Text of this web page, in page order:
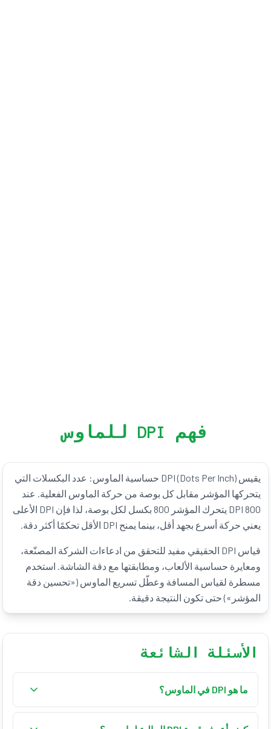
فهم DPI للماوس
يقيس DPI (Dots Per Inch) حساسية الماوس: عدد البكسلات التي
يتحركها المؤشر مقابل كل بوصة من حركة الماوس الفعلية. عند
800 DPI يتحرك المؤشر 800 بكسل لكل بوصة، لذا فإن DPI الأعلى
يعني حركة أسرع بجهد أقل، بينما يمنح DPI الأقل تحكمًا أكثر دقة.
قياس DPI الحقيقي مفيد للتحقق من ادعاءات الشركة المصنّعة،
ومعايرة حساسية الألعاب، ومطابقتها مع دقة الشاشة. استخدم
مسطرة لقياس المسافة وعطّل تسريع الماوس («تحسين دقة
المؤشر») حتى تكون النتيجة دقيقة.
الأسئلة الشائعة
ما هو DPI في الماوس؟
يقيس DPI (Dots Per Inch) حساسية الماوس. وهو يوضح